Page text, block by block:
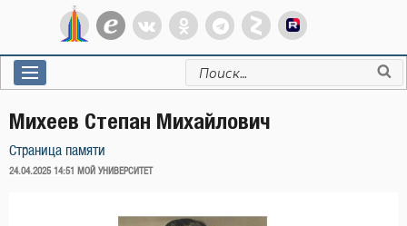
Искать:
Михеев Степан Михайлович
Страница памяти
ОПУБЛИКОВАНО
24.04.2025 14:51 МОЙ УНИВЕРСИТЕТ